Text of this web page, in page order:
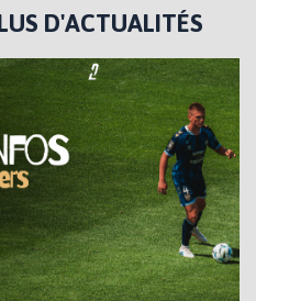
D'ACTUALITÉS